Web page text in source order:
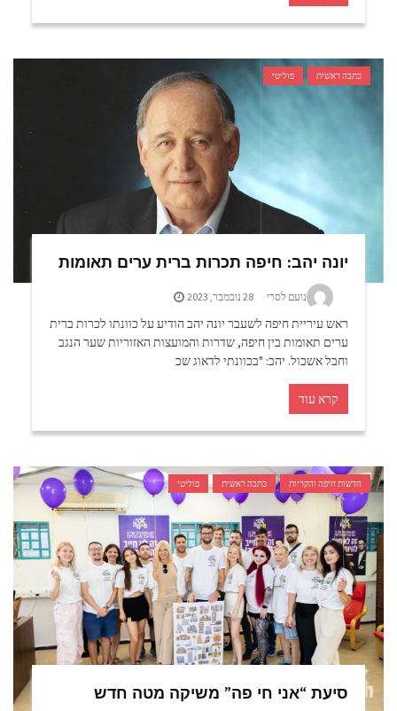
כתבה ראשית פוליטי
יונה יהב: חיפה תכרות ברית ערים תאומות
נועם לסרי 28 נובמבר, 2023
ראש עיריית חיפה לשעבר יונה יהב הודיע על כוונתו לכרות ברית
ערים תאומות בין חיפה, שדרות והמועצות האזוריות שער הנגב
וחבל אשכול. יהב: "בכוונתי לדאוג שכ
קרא עוד
חדשות חיפה והקריות כתבה ראשית פוליטי
סיעת “אני חי פה” משיקה מטה חדש